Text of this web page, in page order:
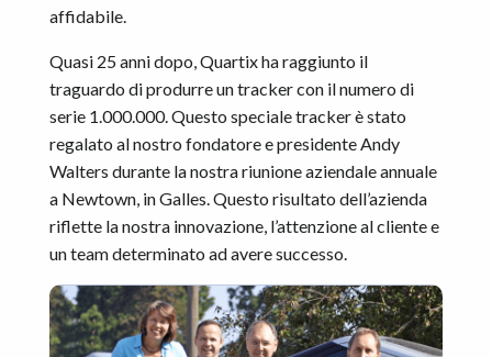
affidabile.
Quasi 25 anni dopo, Quartix ha raggiunto il
traguardo di produrre un tracker con il numero di
serie 1.000.000. Questo speciale tracker è stato
regalato al nostro fondatore e presidente Andy
Walters durante la nostra riunione aziendale annuale
a Newtown, in Galles. Questo risultato dell’azienda
riflette la nostra innovazione, l’attenzione al cliente e
un team determinato ad avere successo.